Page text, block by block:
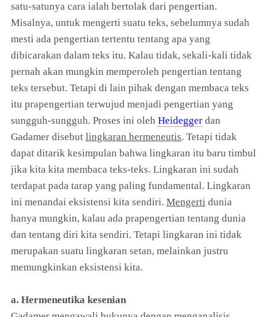
satu-satunya cara ialah bertolak dari pengertian.
Misalnya, untuk mengerti suatu teks, sebelumnya sudah
mesti ada pengertian tertentu tentang apa yang
dibicarakan dalam teks itu. Kalau tidak, sekali-kali tidak
pernah akan mungkin memperoleh pengertian tentang
teks tersebut. Tetapi di lain pihak dengan membaca teks
itu prapengertian terwujud menjadi pengertian yang
sungguh-sungguh. Proses ini oleh Heidegger dan
Gadamer disebut lingkaran hermeneutis. Tetapi tidak
dapat ditarik kesimpulan bahwa lingkaran itu baru timbul
jika kita kita membaca teks-teks. Lingkaran ini sudah
terdapat pada tarap yang paling fundamental. Lingkaran
ini menandai eksistensi kita sendiri. Mengerti dunia
hanya mungkin, kalau ada prapengertian tentang dunia
dan tentang diri kita sendiri. Tetapi lingkaran ini tidak
merupakan suatu lingkaran setan, melainkan justru
memungkinkan eksistensi kita.
a. Hermeneutika kesenian